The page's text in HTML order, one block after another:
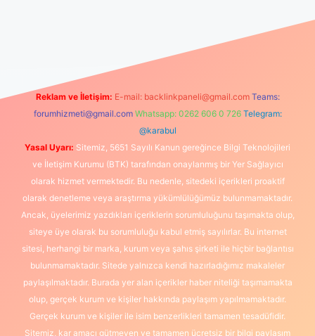
elexbetgiris.org
Reklam ve İletişim: E-mail: backlinkpaneli@gmail.com Teams:
forumhizmeti@gmail.com Whatsapp: 0262 606 0 726 Telegram:
@karabul
Yasal Uyarı: Sitemiz, 5651 Sayılı Kanun gereğince Bilgi Teknolojileri
ve İletişim Kurumu (BTK) tarafından onaylanmış bir Yer Sağlayıcı
olarak hizmet vermektedir. Bu nedenle, sitedeki içerikleri proaktif
olarak denetleme veya araştırma yükümlülüğümüz bulunmamaktadır.
Ancak, üyelerimiz yazdıkları içeriklerin sorumluluğunu taşımakta olup,
siteye üye olarak bu sorumluluğu kabul etmiş sayılırlar. Bu internet
sitesi, herhangi bir marka, kurum veya şahıs şirketi ile hiçbir bağlantısı
bulunmamaktadır. Sitede yalnızca kendi hazırladığımız makaleler
paylaşılmaktadır. Burada yer alan içerikler haber niteliği taşımamakta
olup, gerçek kurum ve kişiler hakkında paylaşım yapılmamaktadır.
Gerçek kurum ve kişiler ile isim benzerlikleri tamamen tesadüfidir.
Sitemiz, kar amacı gütmeyen ve tamamen ücretsiz bir bilgi paylaşım